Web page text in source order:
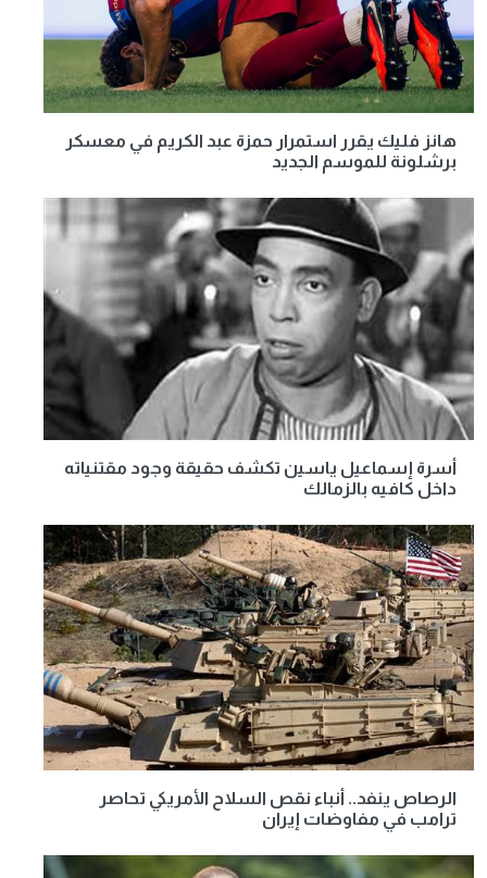
هانز فليك يقرر استمرار حمزة عبد الكريم في معسكر
برشلونة للموسم الجديد
أسرة إسماعيل ياسين تكشف حقيقة وجود مقتنياته
داخل كافيه بالزمالك
الرصاص ينفد.. أنباء نقص السلاح الأمريكي تحاصر
ترامب في مفاوضات إيران